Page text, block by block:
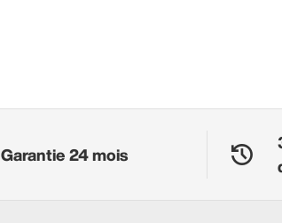
Garantie 24 mois